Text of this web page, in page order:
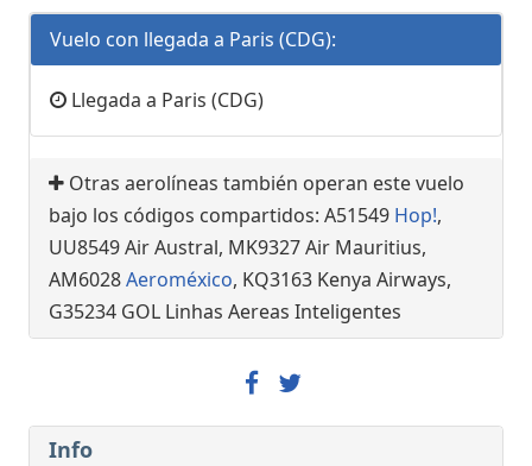
Vuelo con llegada a Paris (CDG):
Llegada a Paris (CDG)
Otras aerolíneas también operan este vuelo
bajo los códigos compartidos: A51549 Hop!,
UU8549 Air Austral, MK9327 Air Mauritius,
AM6028Aeroméxico, KQ3163 Kenya Airways,
G35234 GOL Linhas Aereas Inteligentes
Info